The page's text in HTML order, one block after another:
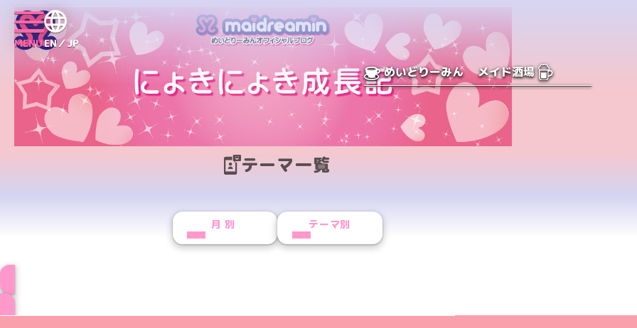
MENUEN／JP
めいどりーみん メイド酒場
テーマ一覧
月別 テーマ別
めいどりーみんTikTok公式アカウント
めいどりーみんX公式アカウント
めいどりーみんInstagram公式アカウント
めいどりーみんFacebook公式アカウント
めいどりーみんYouTube公式アカウント